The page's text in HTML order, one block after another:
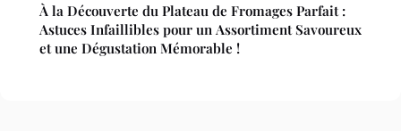
À la Découverte du Plateau de Fromages Parfait :
Astuces Infaillibles pour un Assortiment Savoureux
et une Dégustation Mémorable !